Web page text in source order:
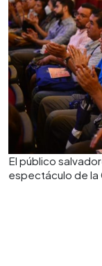
El público
espectáculo de la